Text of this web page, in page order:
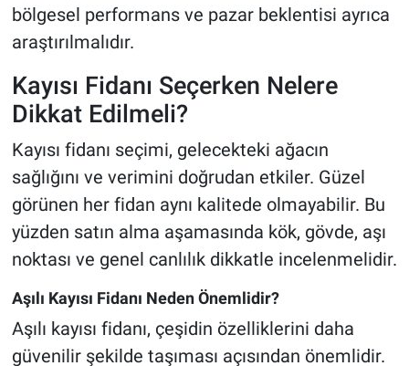
bölgesel performans ve pazar beklentisi ayrıca
araştırılmalıdır.
Kayısı Fidanı Seçerken Nelere
Dikkat Edilmeli?
Kayısı fidanı seçimi, gelecekteki ağacın
sağlığını ve verimini doğrudan etkiler. Güzel
görünen her fidan aynı kalitede olmayabilir. Bu
yüzden satın alma aşamasında kök, gövde, aşı
noktası ve genel canlılık dikkatle incelenmelidir.
Aşılı Kayısı Fidanı Neden Önemlidir?
Aşılı kayısı fidanı, çeşidin özelliklerini daha
güvenilir şekilde taşıması açısından önemlidir.